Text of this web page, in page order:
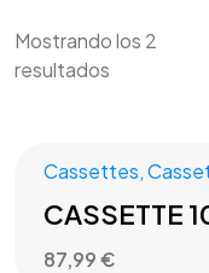
Mostrando los 2
resultados
Cassettes,
CASSETTE
87,99€